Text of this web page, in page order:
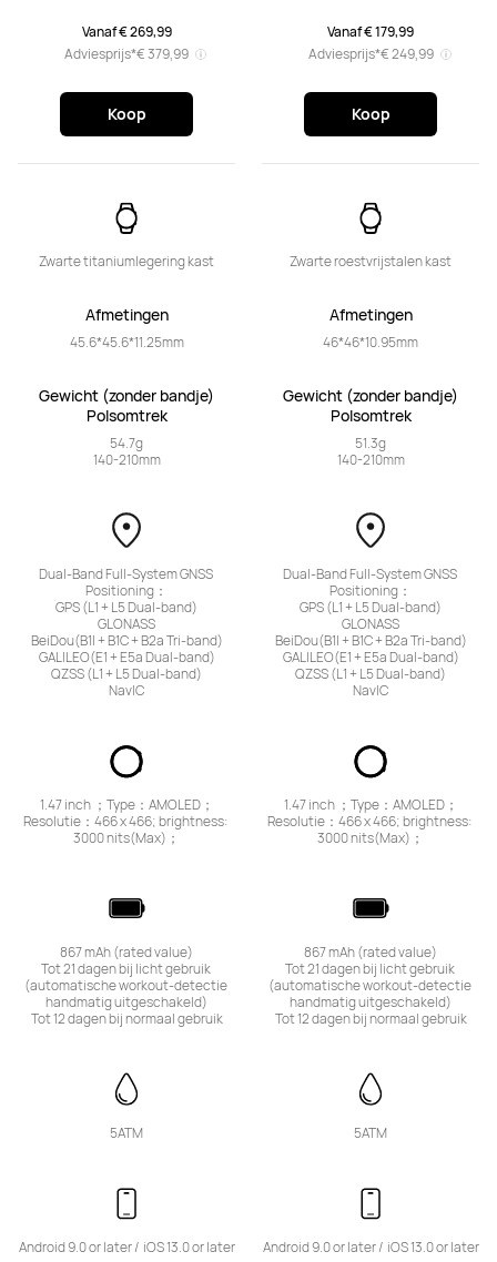
Vanaf € 269,99
Adviesprijs*€ 379,99
Koop
Zwarte titaniumlegering kast
Afmetingen
45.6*45.6*11.25mm
Gewicht (zonder bandje)
Polsomtrek
54.7g
140-210mm
Dual-Band Full-System GNSS
Positioning：
GPS (L1 + L5 Dual-band)
GLONASS
BeiDou(B1I + B1C + B2a Tri-band)
GALILEO(E1 + E5a Dual-band)
QZSS (L1 + L5 Dual-band)
NavIC
1.47 inch ；Type：AMOLED；
Resolutie：466 x 466; brightness:
3000 nits(Max)；
867 mAh (rated value)
Tot 21 dagen bij licht gebruik
(automatische workout-detectie
handmatig uitgeschakeld)
Tot 12 dagen bij normaal gebruik
5ATM
Android 9.0 or later /	iOS 13.0 or later
Vanaf € 179,99
Adviesprijs*€ 249,99
Koop
Zwarte roestvrijstalen kast
Afmetingen
46*46*10.95mm
Gewicht (zonder bandje)
Polsomtrek
51.3g
140-210mm
Dual-Band Full-System GNSS
Positioning：
GPS (L1 + L5 Dual-band)
GLONASS
BeiDou(B1I + B1C + B2a Tri-band)
GALILEO(E1 + E5a Dual-band)
QZSS (L1 + L5 Dual-band)
NavIC
1.47 inch ；Type：AMOLED；
Resolutie：466 x 466; brightness:
3000 nits(Max)；
867 mAh (rated value)
Tot 21 dagen bij licht gebruik
(automatische workout-detectie
handmatig uitgeschakeld)
Tot 12 dagen bij normaal gebruik
5ATM
Android 9.0 or later /	iOS 13.0 or later